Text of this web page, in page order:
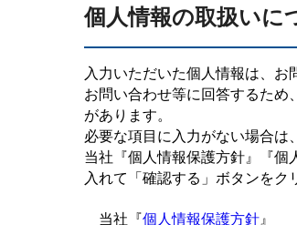
個人情報の取扱いに
入力いただいた個人情報は、お
お問い合わせ等に回答するため、
があります。
必要な項目に入力がない場合は
当社『個人情報保護方針』『
入れて「確認する」ボタンをク
当社『個人情報保護方針』